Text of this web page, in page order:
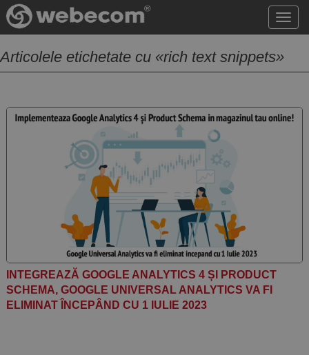
meniu
Articolele etichetate cu «rich text snippets»
INTEGREAZĂ GOOGLE ANALYTICS 4 ȘI PRODUCT
SCHEMA, GOOGLE UNIVERSAL ANALYTICS VA FI
ELIMINAT ÎNCEPÂND CU 1 IULIE 2023